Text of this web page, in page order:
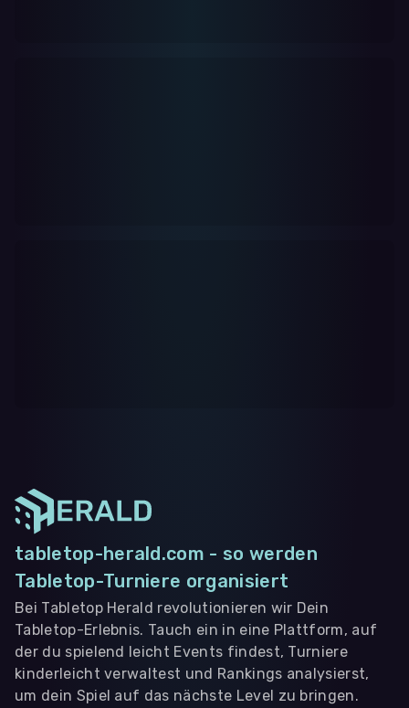
tabletop-herald.com - so werden
Tabletop-Turniere organisiert
Bei Tabletop Herald revolutionieren wir Dein
Tabletop-Erlebnis. Tauch ein in eine Plattform, auf
der du spielend leicht Events findest, Turniere
kinderleicht verwaltest und Rankings analysierst,
um dein Spiel auf das nächste Level zu bringen.